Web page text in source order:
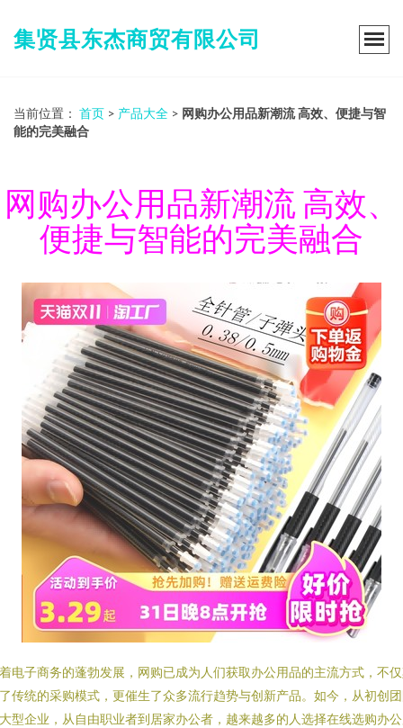
集贤县东杰商贸有限公司
当前位置： 首页 > 产品大全 > 网购办公用品新潮流 高效、便捷与智
能的完美融合
网购办公用品新潮流 高效、
便捷与智能的完美融合
电子商务的蓬勃发展，网购已成为人们获取办公用品的主流方式，不
传统的采购模式，更催生了众多流行趋势与创新产品。如今，从初创
型企业，从自由职业者到居家办公者，越来越多的人选择在线选购办